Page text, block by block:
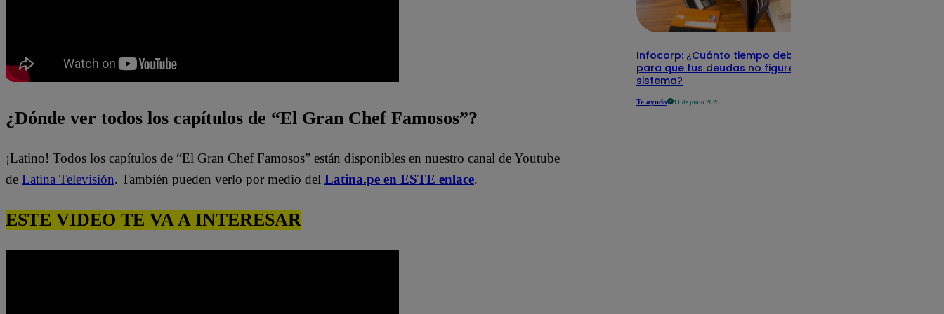
¿Dónde ver todos los capítulos de “El Gran Chef Famosos”?
¡Latino! Todos los capítulos de “El Gran Chef Famosos” están disponibles en nuestro canal de Youtube
de Latina Televisión. También pueden verlo por medio del Latina.pe en ESTE enlace.
ESTE VIDEO TE VA A INTERESAR
Infocorp: ¿Cuánto tiempo debe pasar
para que tus deudas no figuren en su
sistema?
Te ayudo 11 de junio 2025